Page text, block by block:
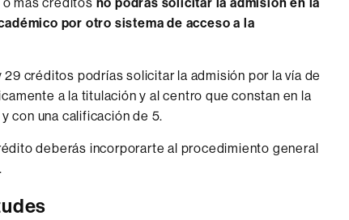
por otro sistema de acceso a la
créditos podrías solicitar la admisión por la vía de
a la titulación y al centro que constan en la
con una calificación de 5.
deberás incorporarte al procedimiento general